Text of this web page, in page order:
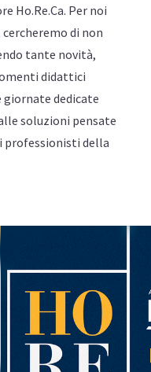
Ho.Re.Ca. Per noi
di non
tante novità,
didattici
giornate dedicate
soluzioni pensate
professionisti della